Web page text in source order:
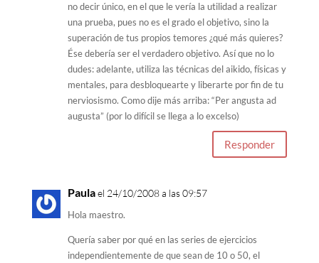
no decir único, en el que le vería la utilidad a realizar
una prueba, pues no es el grado el objetivo, sino la
superación de tus propios temores ¿qué más quieres?
Ése debería ser el verdadero objetivo. Así que no lo
dudes: adelante, utiliza las técnicas del aikido, físicas y
mentales, para desbloquearte y liberarte por fin de tu
nerviosismo. Como dije más arriba: “Per angusta ad
augusta” (por lo difícil se llega a lo excelso)
Responder
Paulael 24/10/2008 a las 09:57
Hola maestro.
Quería saber por qué en las series de ejercicios
independientemente de que sean de 10 o 50, el